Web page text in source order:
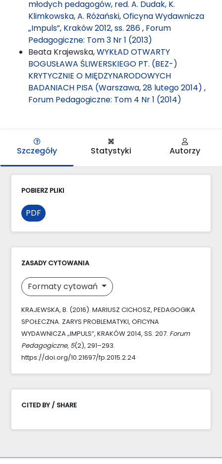
młodych pedagogów, red. A. Dudak, K.
Klimkowska, A. Różański, Oficyna Wydawnicza
„Impuls”, Kraków 2012, ss. 286, Forum
Pedagogiczne: Tom 3 Nr 1 (2013)
Beata Krajewska,WYKŁAD OTWARTY
BOGUSŁAWA ŚLIWERSKIEGO PT. (BEZ-)
KRYTYCZNIE O MIĘDZYNARODOWYCH
BADANIACH PISA (Warszawa, 28 lutego 2014) ,
Forum Pedagogiczne: Tom 4 Nr 1 (2014)
Szczegóły Statystyki Autorzy
POBIERZ PLIKI
PDF
ZASADY CYTOWANIA
Formaty cytowań
KRAJEWSKA, B. (2016). MARIUSZ CICHOSZ, PEDAGOGIKA
SPOŁECZNA. ZARYS PROBLEMATYKI, OFICYNA
WYDAWNICZA „IMPULS”, KRAKÓW 2014, SS. 207. Forum
Pedagogiczne, 5(2), 291–293.
https://doi.org/10.21697/fp.2015.2.24
CITED BY / SHARE